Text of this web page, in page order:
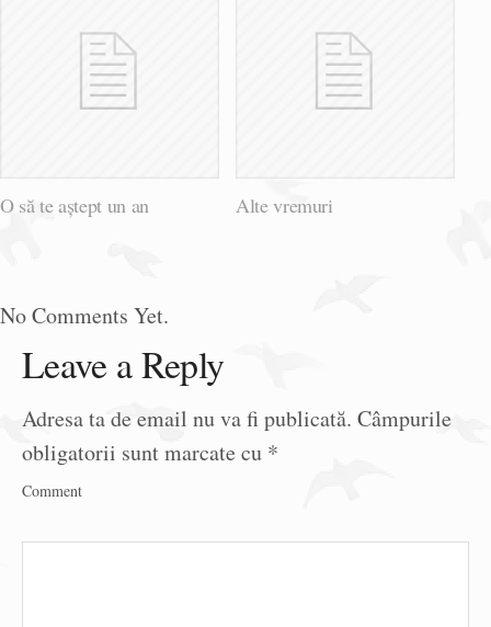
O să te aștept un an Alte vremuri
No Comments Yet.
Leave a Reply
Adresa ta de email nu va fi publicată. Câmpurile
obligatorii sunt marcate cu *
Comment